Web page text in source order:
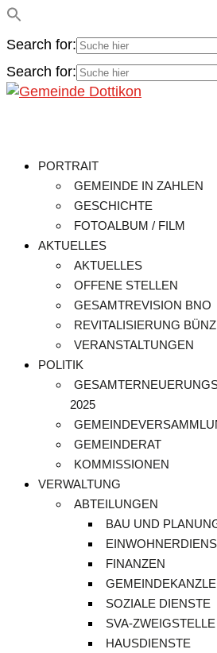
Search for:
Search for:
PORTRAIT
GEMEINDE IN ZAHLEN
GESCHICHTE
FOTOALBUM / FILM
AKTUELLES
AKTUELLES
OFFENE STELLEN
GESAMTREVISION BNO
REVITALISIERUNG BÜNZ
VERANSTALTUNGEN
POLITIK
2025
GEMEINDERAT
KOMMISSIONEN
VERWALTUNG
ABTEILUNGEN
BAU UND
FINANZEN
SOZIALE DIENSTE
SVA-ZWEIGSTELLE
HAUSDIENSTE